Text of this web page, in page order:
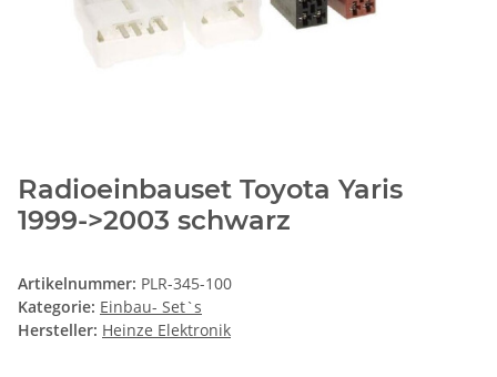
Radioeinbauset Toyota Yaris
1999->2003 schwarz
Artikelnummer: PLR-345-100
Kategorie: Einbau- Set`s
Hersteller: Heinze Elektronik